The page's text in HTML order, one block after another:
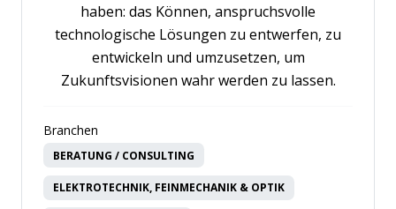
haben: das Können, anspruchsvolle
technologische Lösungen zu entwerfen, zu
entwickeln und umzusetzen, um
Zukunftsvisionen wahr werden zu lassen.
Branchen
BERATUNG / CONSULTING
ELEKTROTECHNIK, FEINMECHANIK & OPTIK